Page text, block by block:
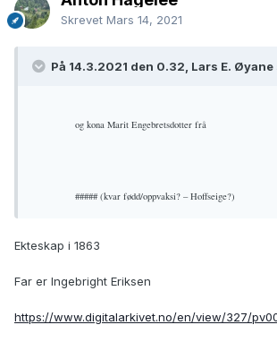
Skrevet Mars 14, 2021
På 14.3.2021 den 0.32, Lars E. Øyane
og kona Marit Engebretsdotter frå
##### (kvar fødd/oppvaksi? – Hoffseige?)
Ekteskap i 1863
Far er Ingebright Eriksen
https://www.digitalarkivet.no/en/view/327/